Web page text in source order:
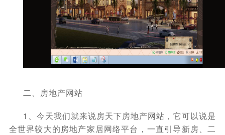
二、房地产网站
1、今天我们就来说房天下房地产网站，它可以说是
全世界较大的房地产家居网络平台，一直引导新房、二